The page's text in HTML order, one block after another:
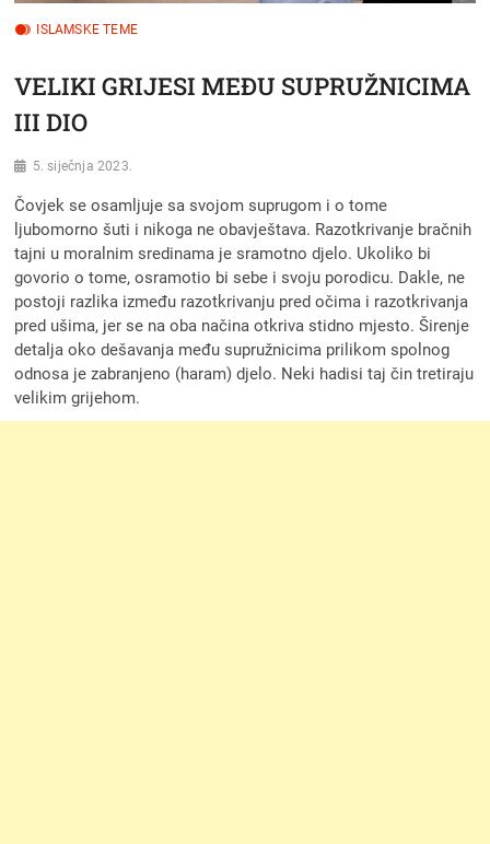
ISLAMSKE TEME
VELIKI GRIJESI MEĐU SUPRUŽNICIMA
III DIO
5. siječnja 2023.
Čovjek se osamljuje sa svojom suprugom i o tome
ljubomorno šuti i nikoga ne obavještava. Razotkrivanje bračnih
tajni u moralnim sredinama je sramotno djelo. Ukoliko bi
govorio o tome, osramotio bi sebe i svoju porodicu. Dakle, ne
postoji razlika između razotkrivanju pred očima i razotkrivanja
pred ušima, jer se na oba načina otkriva stidno mjesto. Širenje
detalja oko dešavanja među supružnicima prilikom spolnog
odnosa je zabranjeno (haram) djelo. Neki hadisi taj čin tretiraju
velikim grijehom.